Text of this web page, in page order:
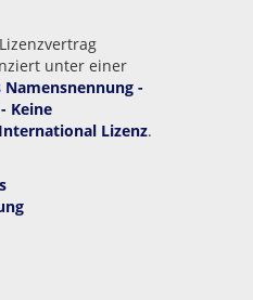
unter einer
-
Keine
Lizenz.